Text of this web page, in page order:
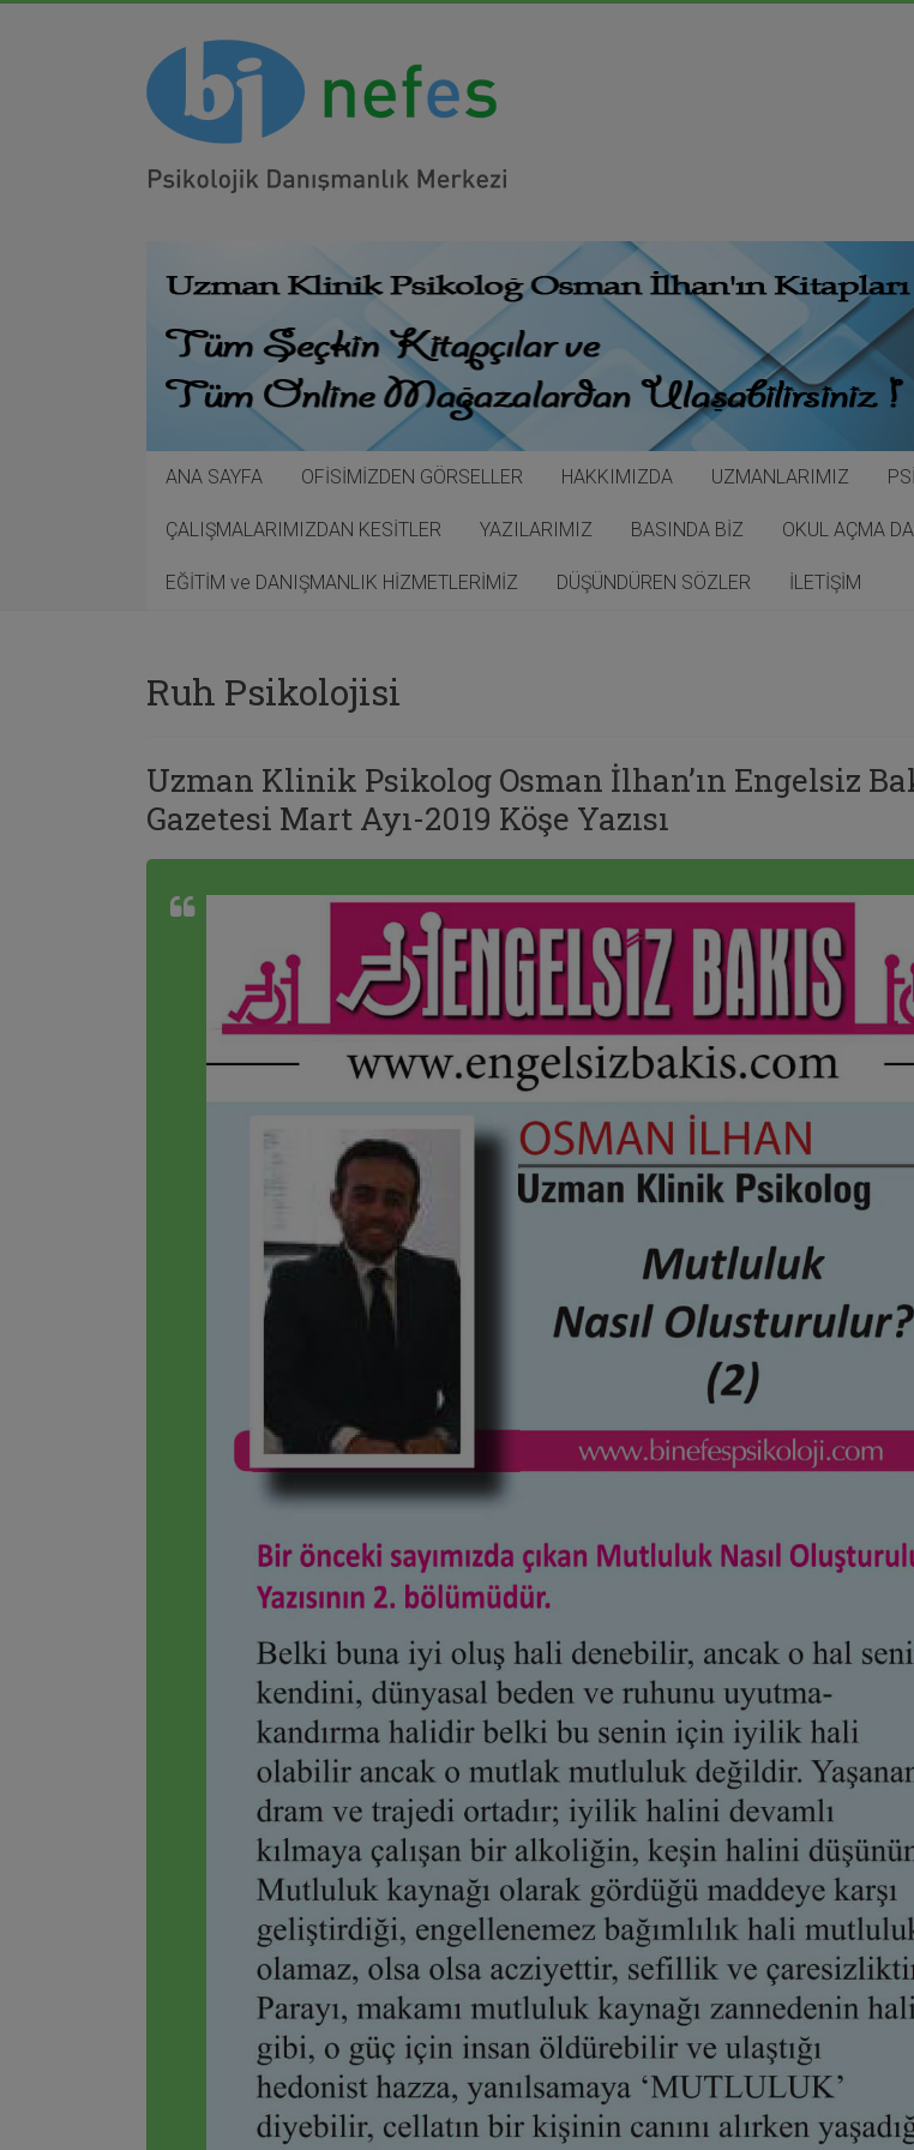
ANA SAYFA OFİSİMİZDEN GÖRSELLER HAKKIMIZDA UZMANLARIMIZ
ÇALIŞMALARIMIZDAN KESİTLER YAZILARIMIZ BASINDA BİZ OKUL AÇMA
EĞİTİM ve DANIŞMANLIK HİZMETLERİMİZ DÜŞÜNDÜREN SÖZLER İLETİŞİM
Ruh Psikolojisi
Uzman Klinik Psikolog Osman İlhan’ın Engelsiz
Gazetesi Mart Ayı-2019 Köşe Yazısı
modal-